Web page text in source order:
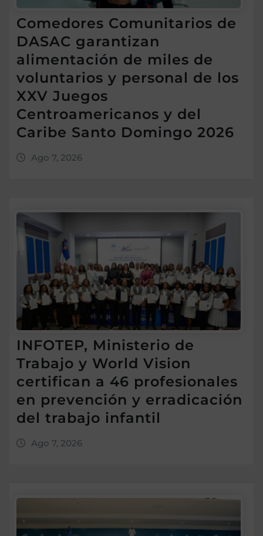
Comedores Comunitarios de
DASAC garantizan
alimentación de miles de
voluntarios y personal de los
XXV Juegos
Centroamericanos y del
Caribe Santo Domingo 2026
Ago 7, 2026
INFOTEP, Ministerio de
Trabajo y World Vision
certifican a 46 profesionales
en prevención y erradicación
del trabajo infantil
Ago 7, 2026